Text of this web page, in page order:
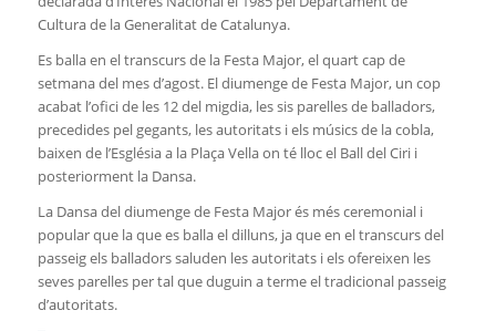
Cultura de la Generalitat de Catalunya.
Es balla en el transcurs de la Festa Major, el quart cap de
setmana del mes d’agost. El diumenge de Festa Major, un cop
acabat l’ofici de les 12 del migdia, les sis parelles de balladors,
precedides pel gegants, les autoritats i els músics de la cobla,
baixen de l’Església a la Plaça Vella on té lloc el Ball del Ciri i
posteriorment la Dansa.
La Dansa del diumenge de Festa Major és més ceremonial i
popular que la que es balla el dilluns, ja que en el transcurs del
passeig els balladors saluden les autoritats i els ofereixen les
seves parelles per tal que duguin a terme el tradicional passeig
d’autoritats.